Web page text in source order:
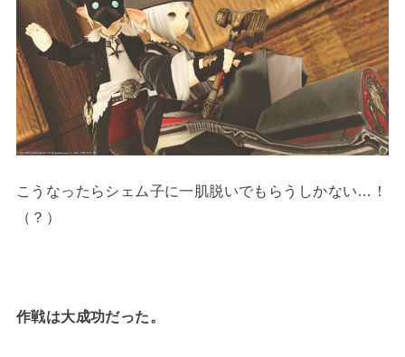
こうなったらシェム子に一肌脱いでもらうしかない…！
（？）
作戦は大成功だった。